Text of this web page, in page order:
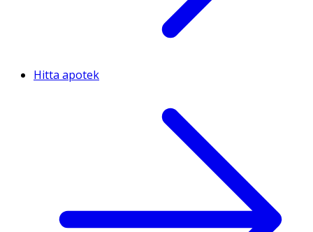
Hitta apotek